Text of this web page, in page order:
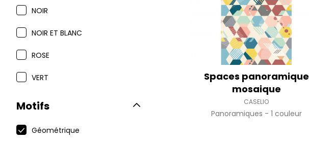
NOIR
NOIR ET BLANC
ROSE
VERT
Motifs
Géométrique
Spaces panoramique
mosaique
CASELIO
Panoramiques 1 couleur